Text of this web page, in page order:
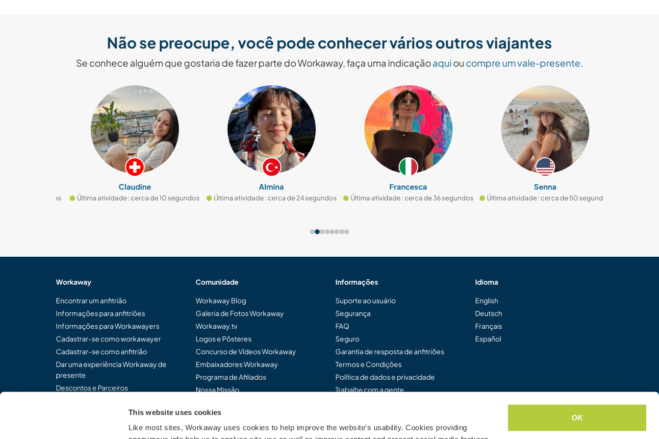
This website uses cookies
Like most sites, Workaway uses cookies to help improve the website’s usability. Cookies providing
OK
Não se preocupe, você pode conhecer vários outros viajantes
Se conhece alguém que gostaria de fazer parte do Workaway, faça uma indicaçãoaqui ou compre um vale-presente
Claudine
Última atividade : cerca de 10 segundos
Almina
Última atividade : cerca de 24 segundos
Francesca
Última atividade : cerca de 36 segundos
Senna
Última atividade : cerca de 50 segundos
Workaway
Encontrar um anfitrião
Informações para anfitriões
Informações para Workawayers
Cadastrar-se como workawayer
Cadastrar-se como anfitrião
Dar uma experiência Workaway de
presente
Descontos e Parceiros
Comunidade
Workaway Blog
Galeria de Fotos Workaway
Workaway.tv
Logos e Pôsteres
Concurso de Vídeos Workaway
Embaixadores Workaway
Programa de Afiliados
Nossa Missão
Informações
Suporte ao usuário
Segurança
FAQ
Seguro
Garantia de resposta de anfitriões
Termos e Condições
Política de dados e privacidade
Trabalhe com a gente
Idioma
English
Deutsch
Français
Español